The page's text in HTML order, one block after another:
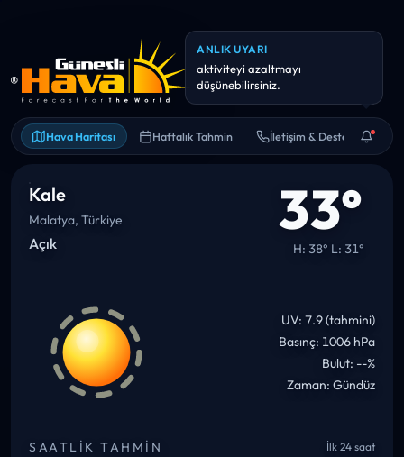
Hava Haritası Haftalık Tahmin İletişim & Destek
ANLIK UYARI
Yarın sıcaklık 37°C civarına
çıkabilir. Bol su ve gölge iyi fikir.
Kale
Malatya, Türkiye
Açık 33°
H: 38° L: 31°
UV: 7.9 (tahmini)
Basınç: 1006 hPa
Bulut: --%
Zaman: Gündüz
SAATLIK TAHMIN İlk 24 saat